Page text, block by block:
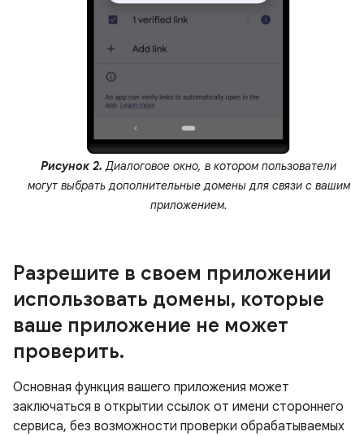
Рисунок 2. Диалоговое окно, в котором пользователи
могут выбрать дополнительные домены для связи с вашим
приложением.
Разрешите в своем приложении
использовать домены, которые
ваше приложение не может
проверить.
Основная функция вашего приложения может
заключаться в открытии ссылок от имени стороннего
сервиса, без возможности проверки обрабатываемых